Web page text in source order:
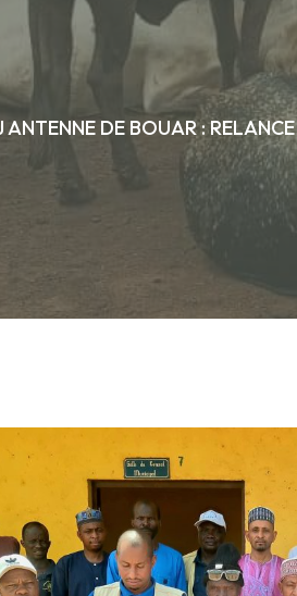
ANTENNE DE BOUAR :